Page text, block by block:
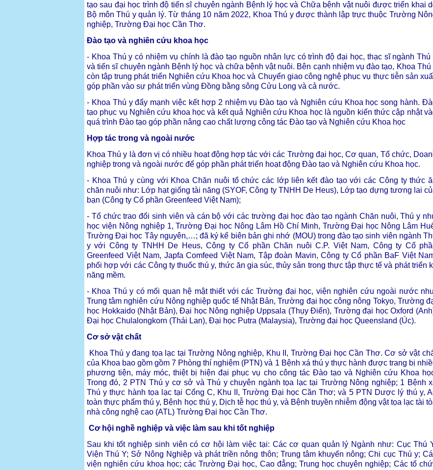
tạo sau đại học trình độ tiến sĩ chuyên ngành Bệnh lý học và Chữa bệnh vật nuôi được triển khai
Bộ môn Thú y quản lý. Từ tháng 10 năm 2022, Khoa Thú y được thành lập trực thuộc Trường
nghiệp, Trường Đại học Cần Thơ.
Đào tạo và nghiên cứu khoa học
- Khoa Thú y có nhiệm vụ chính là đào tạo nguồn nhân lực có trình độ đại học, thạc sĩ ngành Thú
và tiến sĩ chuyên ngành Bệnh lý học và chữa bệnh vật nuôi. Bên cạnh nhiệm vụ đào tạo, Khoa Thú
còn tập trung phát triển Nghiên cứu Khoa học và Chuyển giao công nghệ phục vụ thực tiễn sản
góp phần vào sự phát triển vùng Đồng bằng sông Cửu Long và cả nước.
- Khoa Thú y đẩy mạnh việc kết hợp 2 nhiệm vụ Đào tạo và Nghiên cứu Khoa học song hành.
tạo phục vụ Nghiên cứu khoa học và kết quả Nghiên cứu Khoa học là nguồn kiến thức cập nhật
quá trình Đào tạo góp phần nâng cao chất lượng công tác Đào tạo và Nghiên cứu Khoa học
Hợp tác trong và ngoài nước
Khoa Thú y là đơn vị có nhiều hoạt động hợp tác với các Trường đại học, Cơ quan, Tổ chức,
nghiệp trong và ngoài nước để góp phần phát triển hoạt động Đào tạo và Nghiên cứu Khoa học.
- Khoa Thú y cùng với Khoa Chăn nuôi tổ chức các lớp liên kết đào tạo với các Công ty thức
chăn nuôi như: Lớp hạt giống tài năng (SYOF, Công ty TNHH De Heus), Lớp tạo dựng tương lai
bạn (Công ty Cổ phần Greenfeed Việt Nam);
- Tổ chức trao đổi sinh viên và cán bộ với các trường đại học đào tạo ngành Chăn nuôi, Thú y
học viện Nông nghiệp 1, Trường Đại học Nông Lâm Hồ Chí Minh, Trường Đại học Nông Lâm
Trường Đại học Tây nguyên,…; đã ký kế biên bản ghi nhớ (MOU) trong đào tạo sinh viên ngành
y với Công ty TNHH De Heus, Công ty Cổ phần Chăn nuôi C.P. Việt Nam, Công ty Cổ
Greenfeed Việt Nam, Japfa Comfeed Việt Nam, Tập đoàn Mavin, Công ty Cổ phần BaF Việt
phối hợp với các Công ty thuốc thú y, thức ăn gia súc, thủy sản trong thực tập thực tế và phát triển
năng mềm.
- Khoa Thú y có mối quan hệ mật thiết với các Trường đại học, viện nghiên cứu ngoài nước
Trung tâm nghiên cứu Nông nghiệp quốc tế Nhật Bản, Trường đại học công nông Tokyo, Trường
học Hokkaido (Nhật Bản), Đại học Nông nghiệp Uppsala (Thụy Điển), Trường đại học Oxford
Đại học Chulalongkorn (Thái Lan), Đại học Putra (Malaysia), Trường đại học Queensland (Úc).
Cơ sở vật chất
Khoa Thú y đang tọa lạc tại Trường Nông nghiệp, Khu II, Trường Đại học Cần Thơ. Cơ sở vật
của Khoa bao gồm gồm 7 Phòng thí nghiệm (PTN) và 1 Bệnh xá thú y thực hành được trang bị
phương tiện, máy móc, thiệt bị hiện đại phục vụ cho công tác Đào tạo và Nghiên cứu Khoa
Trong đó, 2 PTN Thú y cơ sở và Thú y chuyên ngành tọa lạc tại Trường Nông nghiệp; 1 Bệnh
Thú y thực hành tọa lạc tại Cổng C, Khu II, Trường Đại học Cần Thơ; và 5 PTN Dược lý thú y,
toàn thực phẩm thú y, Bệnh học thú y, Dịch tễ học thú y, và Bệnh truyền nhiễm động vật tọa lạc tài
nhà công nghệ cao (ATL) Trường Đại học Cần Thơ.
Cơ hội nghề nghiệp và việc làm sau khi tốt nghiệp
Sau khi tốt nghiệp sinh viên có cơ hội làm việc tại: Các cơ quan quản lý Ngành như: Cục Thú
Viện Thú Y; Sở Nông Nghiệp và phát triền nông thôn; Trung tâm khuyến nông; Chi cục Thú y;
viện nghiên cứu khoa học; các Trường Đại học, Cao đẳng; Trung học chuyên nghiệp; Các tổ